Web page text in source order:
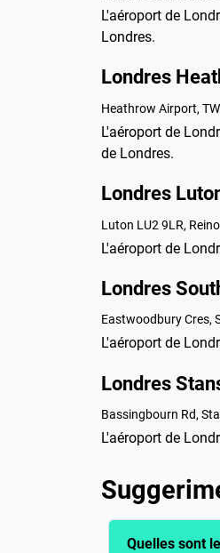
L'aéroport de
Londres.
Londres
Heathrow Airport,
L'aéroport de
de Londres.
Londres
Luton LU2 9LR,
L'aéroport de
Londres
Eastwoodbury Cres,
L'aéroport de
Londres
Bassingbourn Rd,
L'aéroport de
Quelles sont